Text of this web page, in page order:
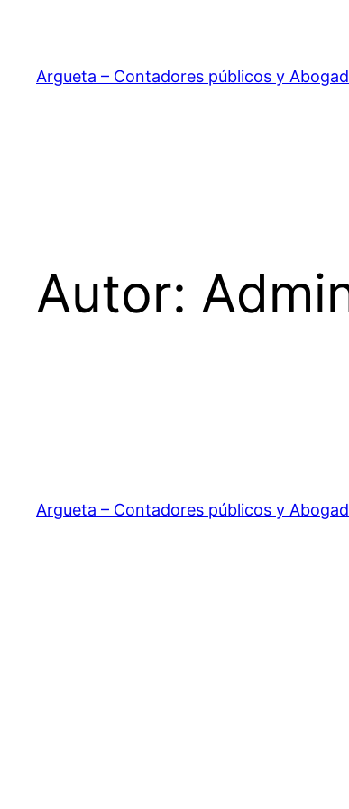
contenido
Argueta – Contadores públicos y
Autor:
Argueta – Contadores públicos y